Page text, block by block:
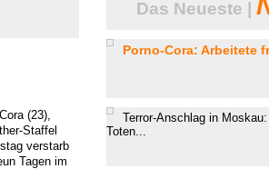
(23),
Staffel
verstarb
Tagen im
Das Neueste |
Porno-Cora: Arbeitete
Terror-Anschlag in
Toten...